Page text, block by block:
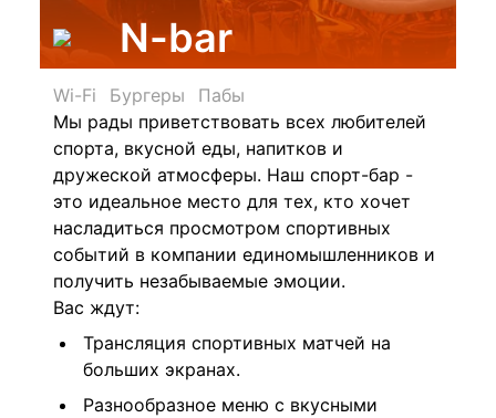
N-bar
Wi-Fi Бургеры
Пабы
Мы рады приветствовать всех любителей
спорта, вкусной еды, напитков и
дружеской атмосферы. Наш спорт-бар -
это идеальное место для тех, кто хочет
насладиться просмотром спортивных
событий в компании единомышленников и
получить незабываемые эмоции.
Вас ждут:
Трансляция спортивных матчей на
больших экранах.
Разнообразное меню с вкусными